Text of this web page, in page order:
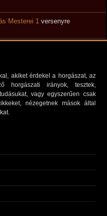
Mesterei 1 versenyre
akiket érdekel a horgászat, az
horgászati irányok, tesztek,
vagy egyszerűen csak
nézegetnek mások által